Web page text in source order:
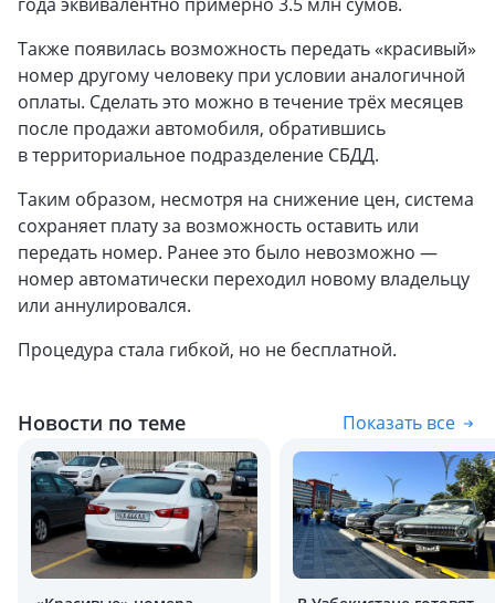
Также появилась возможность передать «красивый»
номер другому человеку при условии аналогичной
оплаты. Сделать это можно в течение трёх месяцев
после продажи автомобиля, обратившись
в территориальное подразделение СБДД.
Таким образом, несмотря на снижение цен, система
сохраняет плату за возможность оставить или
передать номер. Ранее это было невозможно —
номер автоматически переходил новому владельцу
или аннулировался.
Процедура стала гибкой, но не бесплатной.
Новости по теме Показать все